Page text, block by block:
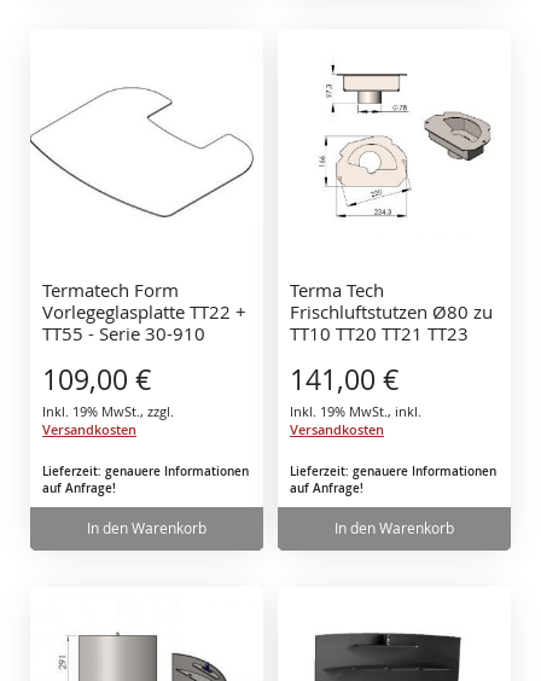
Termatech Form
Vorlegeglasplatte TT22 +
TT55 - Serie 30-910
109,00 €
Inkl. 19% MwSt. , zzgl.
Versandkosten
Lieferzeit: genauere Informationen
auf Anfrage!
In den Warenkorb
Terma Tech
Frischluftstutzen Ø80 zu
TT10 TT20 TT21 TT23
141,00 €
Inkl. 19% MwSt. , inkl.
Versandkosten
Lieferzeit: genauere Informationen
auf Anfrage!
In den Warenkorb